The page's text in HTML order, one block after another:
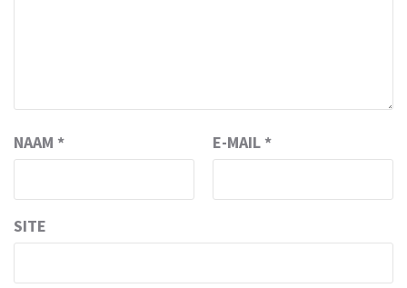
NAAM * E-MAIL *
SITE